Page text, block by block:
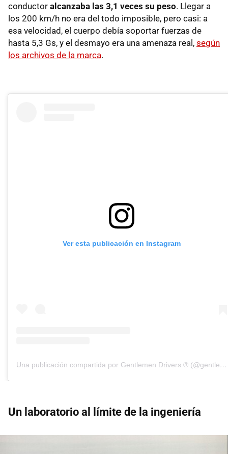
conductor alcanzaba las 3,1 veces su peso. Llegar a
los 200 km/h no era del todo imposible, pero casi: a
esa velocidad, el cuerpo debía soportar fuerzas de
hasta 5,3 Gs, y el desmayo era una amenaza real, según
los archivos de la marca.
Ver esta publicación en Instagram
Una publicación compartida por Gentlemen Drivers ® (@gentlemendrivers_official)
Un laboratorio al límite de la ingeniería